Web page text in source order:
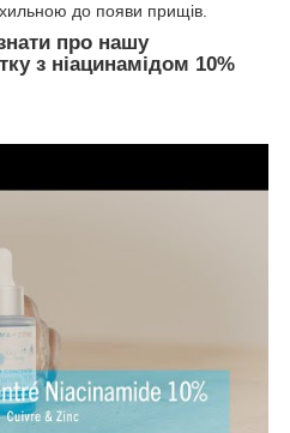
до появи прищів.
про нашу
з ніацинамідом 10%